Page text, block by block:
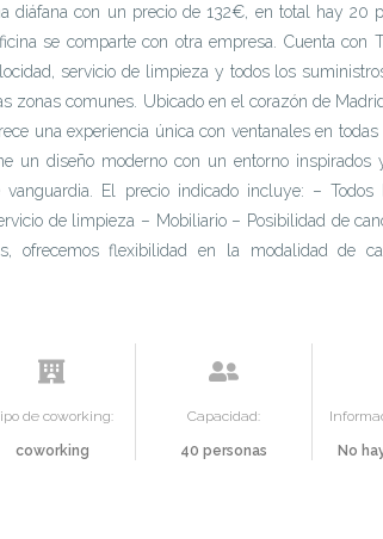
diáfana con un precio de 132€, en total hay 20
se comparte con otra empresa. Cuenta con
servicio de limpieza y todos los
zonas comunes. Ubicado en el corazón de
una experiencia única con ventanales en
un diseño moderno con un entorno inspirados
vanguardia. El precio indicado incluye: –
de limpieza – Mobiliario – Posibilidad de
ofrecemos flexibilidad en la modalidad de
de coworking:
coworking
Capacidad:
40 personas No